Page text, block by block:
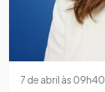
7 de abril às 09h40